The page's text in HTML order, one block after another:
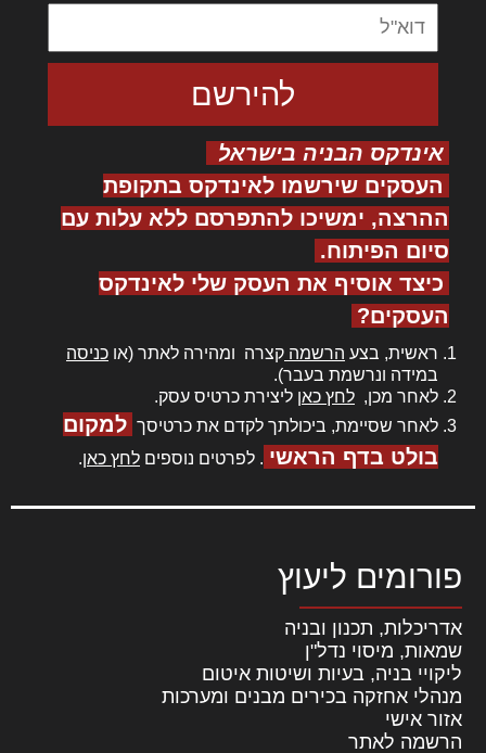
אינדקס הבניה בישראל
העסקים שירשמו לאינדקס בתקופת
ההרצה, ימשיכו להתפרסם ללא עלות עם
סיום הפיתוח.
כיצד אוסיף את העסק שלי לאינדקס
העסקים?
ראשית, בצע הרשמה קצרה ומהירה לאתר (או כניסה
במידה ונרשמת בעבר).
לאחר מכן, לחץ כאן ליצירת כרטיס עסק.
לאחר שסיימת, ביכולתך לקדם את כרטיסך למקום
בולט בדף הראשי . לפרטים נוספים לחץ כאן.
פורומים ליעוץ
אדריכלות, תכנון ובניה
שמאות, מיסוי נדל"ן
ליקויי בניה, בעיות ושיטות איטום
מנהלי אחזקה בכירים מבנים ומערכות
אזור אישי
הרשמה לאתר